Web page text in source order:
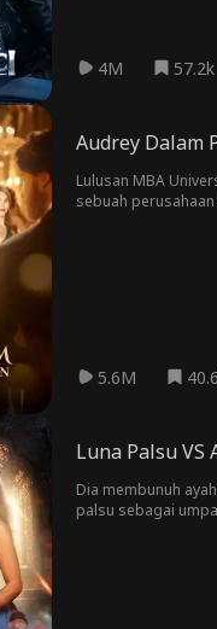
4M 57.2k
Audrey Dalam
Lulusan MBA
sebuah
5.6M
Luna Palsu VS
Dia membunuh
palsu sebagai